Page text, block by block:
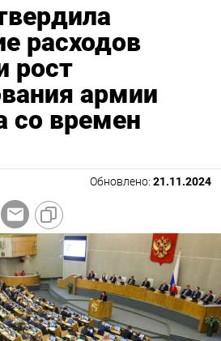
расходов
рост
армии
со времен
Обновлено: 21.11.2024